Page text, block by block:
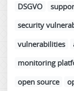
DSGVO
security
vulnerabilities
monitoring
open source